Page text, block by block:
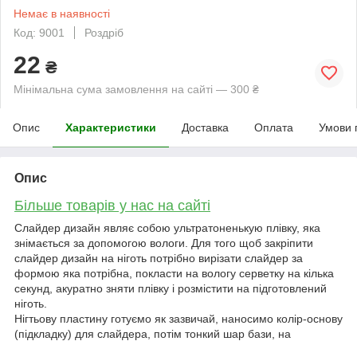
Немає в наявності
Код: 9001
Роздріб
22 ₴
Мінімальна сума замовлення на сайті — 300 ₴
Опис Характеристики Доставка Оплата Умови
Опис
Більше товарів у нас на сайті
Слайдер дизайн являє собою ультратоненькую плівку, яка
знімається за допомогою вологи. Для того щоб закріпити
слайдер дизайн на ніготь потрібно вирізати слайдер за
формою яка потрібна, покласти на вологу серветку на кілька
секунд, акуратно зняти плівку і розмістити на підготовлений
ніготь.
Нігтьову пластину готуємо як зазвичай, наносимо колір-основу
(підкладку) для слайдера, потім тонкий шар бази, на